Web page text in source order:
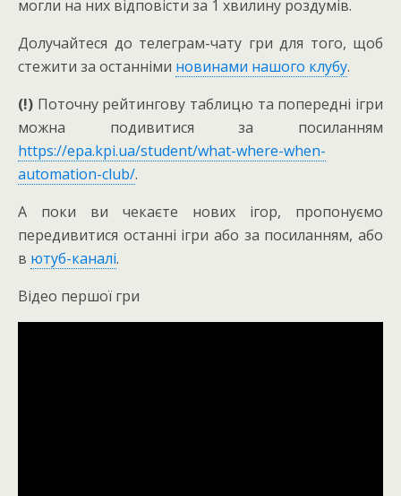
могли на них відповісти за 1 хвилину роздумів.
Долучайтеся до телеграм-чату гри для того, щоб
стежити за останніми новинами нашого клубу.
(!) Поточну рейтингову таблицю та попередні ігри
можна подивитися за посиланням
https://epa.kpi.ua/student/what-where-when-
automation-club/.
А поки ви чекаєте нових ігор, пропонуємо
передивитися останні ігри або за посиланням, або
в ютуб-каналі.
Відео першої гри